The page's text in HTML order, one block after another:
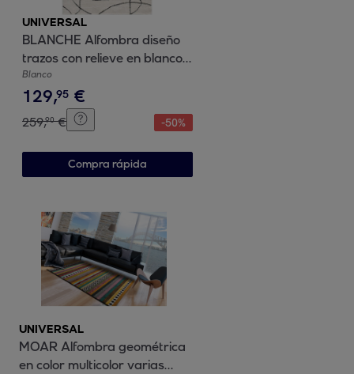
UNIVERSAL
BLANCHE Alfombra diseño
trazos con relieve en blanco
y negro, varias medidas
disponibles.
Blanco
129,95 €
259,90 € -50%
Compra rápida
UNIVERSAL
MOAR Alfombra geométrica
en color multicolor varias